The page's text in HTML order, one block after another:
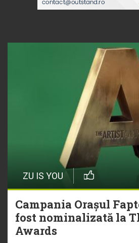
ZU IS YOU
Campania Orașul
fost nominalizată la
Awards